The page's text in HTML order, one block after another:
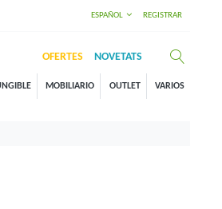
ESPAÑOL REGISTRAR
OFERTES NOVETATS
MOBILIARIO OUTLET VARIOS